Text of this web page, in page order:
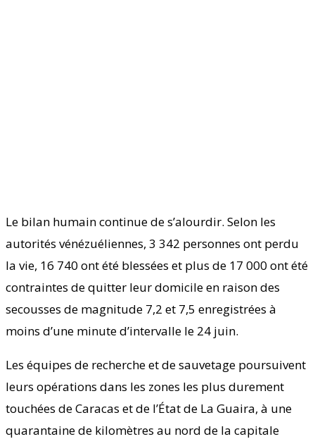
Le bilan humain continue de s’alourdir. Selon les
autorités vénézuéliennes, 3 342 personnes ont perdu
la vie, 16 740 ont été blessées et plus de 17 000 ont été
contraintes de quitter leur domicile en raison des
secousses de magnitude 7,2 et 7,5 enregistrées à
moins d’une minute d’intervalle le 24 juin.
Les équipes de recherche et de sauvetage poursuivent
leurs opérations dans les zones les plus durement
touchées de Caracas et de l’État de La Guaira, à une
quarantaine de kilomètres au nord de la capitale